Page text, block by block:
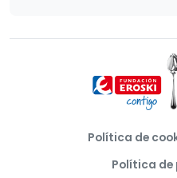
Política de
Política